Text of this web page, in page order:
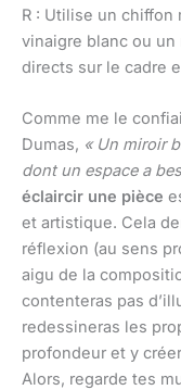
R : Utilise un
vinaigre blanc ou
directs sur le cadre
Comme me le
Dumas, « Un miroir
dont un espace a
éclaircir une pièce
et artistique. Cela
réflexion (au sens
aigu de la
contenteras pas
redessineras les
profondeur et y
Alors, regarde tes